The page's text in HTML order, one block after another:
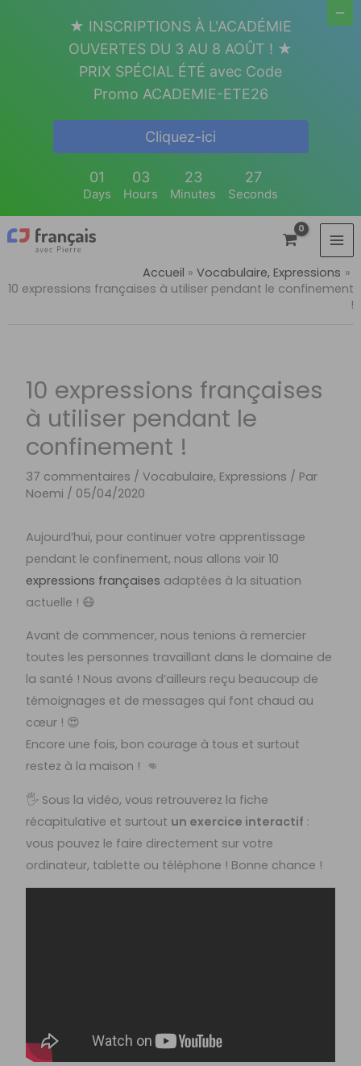
Accueil
Vocabulaire, Expressions
10 expressions françaises à utiliser pendant le confinement
!
10 expressions françaises
à utiliser pendant le
confinement !
37 commentaires /Vocabulaire, Expressions / Par
Noemi / 05/04/2020
Aujourd’hui, pour continuer votre apprentissage
pendant le confinement, nous allons voir 10
expressions françaises adaptées à la situation
actuelle ! 😷
Avant de commencer, nous tenions à remercier
toutes les personnes travaillant dans le domaine de
la santé ! Nous avons d’ailleurs reçu beaucoup de
témoignages et de messages qui font chaud au
cœur ! 😍
Encore une fois, bon courage à tous et surtout
restez à la maison ! 👊
🖐 Sous la vidéo, vous retrouverez la fiche
récapitulative et surtout un exercice interactif :
vous pouvez le faire directement sur votre
ordinateur, tablette ou téléphone ! Bonne chance !
★ INSCRIPTIONS À L'ACADÉMIE
OUVERTES DU 3 AU 8 AOÛT ! ★
PRIX SPÉCIAL ÉTÉ avec Code
Promo ACADEMIE-ETE26
Cliquez-ici
01
Days
03
Hours
23
Minutes
26
Seconds